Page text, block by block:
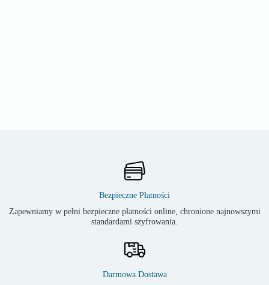
Bezpieczne Płatności
Zapewniamy w pełni bezpieczne płatności online, chronione najnowszymi
standardami szyfrowania.
Darmowa Dostawa